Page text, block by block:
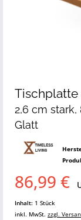
Tischplatte
2,6 cm
Glatt
86,99 €
Inhalt: 1 Stück
inkl. MwSt. zzgl.